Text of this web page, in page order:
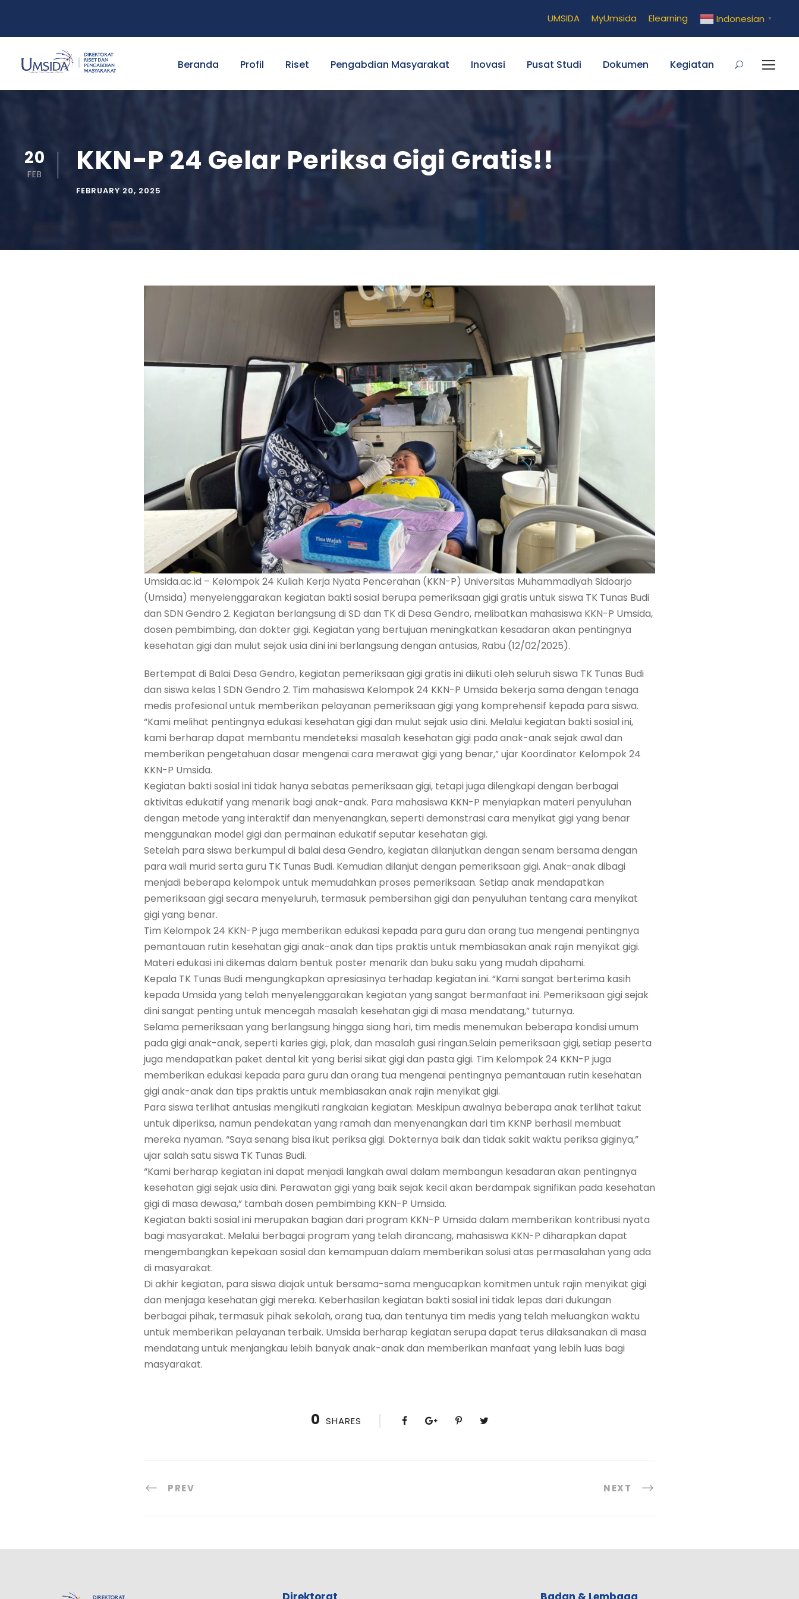
UMSIDA MyUmsida Elearning Indonesian ▼
Beranda Profil Riset Pengabdian Masyarakat Inovasi Pusat Studi Dokumen Kegiatan
20
FEB KKN-P 24 Gelar Periksa Gigi Gratis!!
FEBRUARY 20, 2025
Umsida.ac.id – Kelompok 24 Kuliah Kerja Nyata Pencerahan (KKN-P) Universitas Muhammadiyah Sidoarjo
(Umsida) menyelenggarakan kegiatan bakti sosial berupa pemeriksaan gigi gratis untuk siswa TK Tunas Budi
dan SDN Gendro 2. Kegiatan berlangsung di SD dan TK di Desa Gendro, melibatkan mahasiswa KKN-P Umsida,
dosen pembimbing, dan dokter gigi. Kegiatan yang bertujuan meningkatkan kesadaran akan pentingnya
kesehatan gigi dan mulut sejak usia dini ini berlangsung dengan antusias, Rabu (12/02/2025).
Bertempat di Balai Desa Gendro, kegiatan pemeriksaan gigi gratis ini diikuti oleh seluruh siswa TK Tunas Budi
dan siswa kelas 1 SDN Gendro 2. Tim mahasiswa Kelompok 24 KKN-P Umsida bekerja sama dengan tenaga
medis profesional untuk memberikan pelayanan pemeriksaan gigi yang komprehensif kepada para siswa.
“Kami melihat pentingnya edukasi kesehatan gigi dan mulut sejak usia dini. Melalui kegiatan bakti sosial ini,
kami berharap dapat membantu mendeteksi masalah kesehatan gigi pada anak-anak sejak awal dan
memberikan pengetahuan dasar mengenai cara merawat gigi yang benar,” ujar Koordinator Kelompok 24
KKN-P Umsida.
Kegiatan bakti sosial ini tidak hanya sebatas pemeriksaan gigi, tetapi juga dilengkapi dengan berbagai
aktivitas edukatif yang menarik bagi anak-anak. Para mahasiswa KKN-P menyiapkan materi penyuluhan
dengan metode yang interaktif dan menyenangkan, seperti demonstrasi cara menyikat gigi yang benar
menggunakan model gigi dan permainan edukatif seputar kesehatan gigi.
Setelah para siswa berkumpul di balai desa Gendro, kegiatan dilanjutkan dengan senam bersama dengan
para wali murid serta guru TK Tunas Budi. Kemudian dilanjut dengan pemeriksaan gigi. Anak-anak dibagi
menjadi beberapa kelompok untuk memudahkan proses pemeriksaan. Setiap anak mendapatkan
pemeriksaan gigi secara menyeluruh, termasuk pembersihan gigi dan penyuluhan tentang cara menyikat
gigi yang benar.
Tim Kelompok 24 KKN-P juga memberikan edukasi kepada para guru dan orang tua mengenai pentingnya
pemantauan rutin kesehatan gigi anak-anak dan tips praktis untuk membiasakan anak rajin menyikat gigi.
Materi edukasi ini dikemas dalam bentuk poster menarik dan buku saku yang mudah dipahami.
Kepala TK Tunas Budi mengungkapkan apresiasinya terhadap kegiatan ini. “Kami sangat berterima kasih
kepada Umsida yang telah menyelenggarakan kegiatan yang sangat bermanfaat ini. Pemeriksaan gigi sejak
dini sangat penting untuk mencegah masalah kesehatan gigi di masa mendatang,” tuturnya.
Selama pemeriksaan yang berlangsung hingga siang hari, tim medis menemukan beberapa kondisi umum
pada gigi anak-anak, seperti karies gigi, plak, dan masalah gusi ringan.Selain pemeriksaan gigi, setiap peserta
juga mendapatkan paket dental kit yang berisi sikat gigi dan pasta gigi. Tim Kelompok 24 KKN-P juga
memberikan edukasi kepada para guru dan orang tua mengenai pentingnya pemantauan rutin kesehatan
gigi anak-anak dan tips praktis untuk membiasakan anak rajin menyikat gigi.
Para siswa terlihat antusias mengikuti rangkaian kegiatan. Meskipun awalnya beberapa anak terlihat takut
untuk diperiksa, namun pendekatan yang ramah dan menyenangkan dari tim KKNP berhasil membuat
mereka nyaman. “Saya senang bisa ikut periksa gigi. Dokternya baik dan tidak sakit waktu periksa giginya,”
ujar salah satu siswa TK Tunas Budi.
“Kami berharap kegiatan ini dapat menjadi langkah awal dalam membangun kesadaran akan pentingnya
kesehatan gigi sejak usia dini. Perawatan gigi yang baik sejak kecil akan berdampak signifikan pada kesehatan
gigi di masa dewasa,” tambah dosen pembimbing KKN-P Umsida.
Kegiatan bakti sosial ini merupakan bagian dari program KKN-P Umsida dalam memberikan kontribusi nyata
bagi masyarakat. Melalui berbagai program yang telah dirancang, mahasiswa KKN-P diharapkan dapat
mengembangkan kepekaan sosial dan kemampuan dalam memberikan solusi atas permasalahan yang ada
di masyarakat.
Di akhir kegiatan, para siswa diajak untuk bersama-sama mengucapkan komitmen untuk rajin menyikat gigi
dan menjaga kesehatan gigi mereka. Keberhasilan kegiatan bakti sosial ini tidak lepas dari dukungan
berbagai pihak, termasuk pihak sekolah, orang tua, dan tentunya tim medis yang telah meluangkan waktu
untuk memberikan pelayanan terbaik. Umsida berharap kegiatan serupa dapat terus dilaksanakan di masa
mendatang untuk menjangkau lebih banyak anak-anak dan memberikan manfaat yang lebih luas bagi
masyarakat.
0 SHARES
PREV NEXT